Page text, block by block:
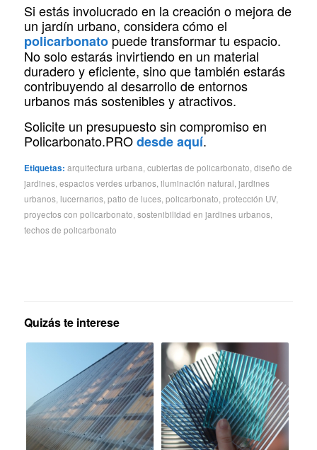
Si estás involucrado en la creación o mejora de
un jardín urbano, considera cómo el
policarbonatopuede transformar tu espacio.
No solo estarás invirtiendo en un material
duradero y eficiente, sino que también estarás
contribuyendo al desarrollo de entornos
urbanos más sostenibles y atractivos.
Solicite un presupuesto sin compromiso en
Policarbonato.PROdesde aquí.
Etiquetas: arquitectura urbana,cubiertas de policarbonato,diseño de
jardines,espacios verdes urbanos,iluminación natural,jardines
urbanos, lucernarios,patio de luces,policarbonato,protección UV,
proyectos con policarbonato,sostenibilidad en jardines urbanos,
techos de policarbonato
Quizás te interese